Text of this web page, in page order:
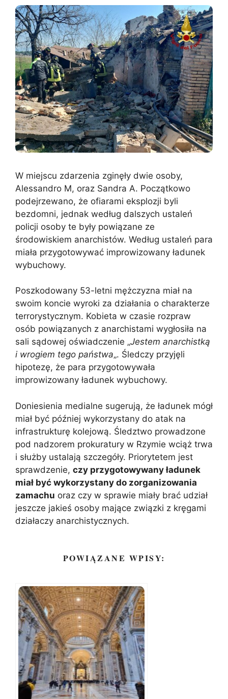
W miejscu zdarzenia zginęły dwie osoby,
Alessandro M, oraz Sandra A. Początkowo
podejrzewano, że ofiarami eksplozji byli
bezdomni, jednak według dalszych ustaleń
policji osoby te były powiązane ze
środowiskiem anarchistów. Według ustaleń para
miała przygotowywać improwizowany ładunek
wybuchowy.
Poszkodowany 53-letni mężczyzna miał na
swoim koncie wyroki za działania o charakterze
terrorystycznym. Kobieta w czasie rozpraw
osób powiązanych z anarchistami wygłosiła na
sali sądowej oświadczenie „Jestem anarchistką
i wrogiem tego państwa„. Śledczy przyjęli
hipotezę, że para przygotowywała
improwizowany ładunek wybuchowy.
Doniesienia medialne sugerują, że ładunek mógł
miał być później wykorzystany do atak na
infrastrukturę kolejową. Śledztwo prowadzone
pod nadzorem prokuratury w Rzymie wciąż trwa
i służby ustalają szczegóły. Priorytetem jest
sprawdzenie, czy przygotowywany ładunek
miał być wykorzystany do zorganizowania
zamachu oraz czy w sprawie miały brać udział
jeszcze jakieś osoby mające związki z kręgami
działaczy anarchistycznych.
POWIĄZANE WPISY: